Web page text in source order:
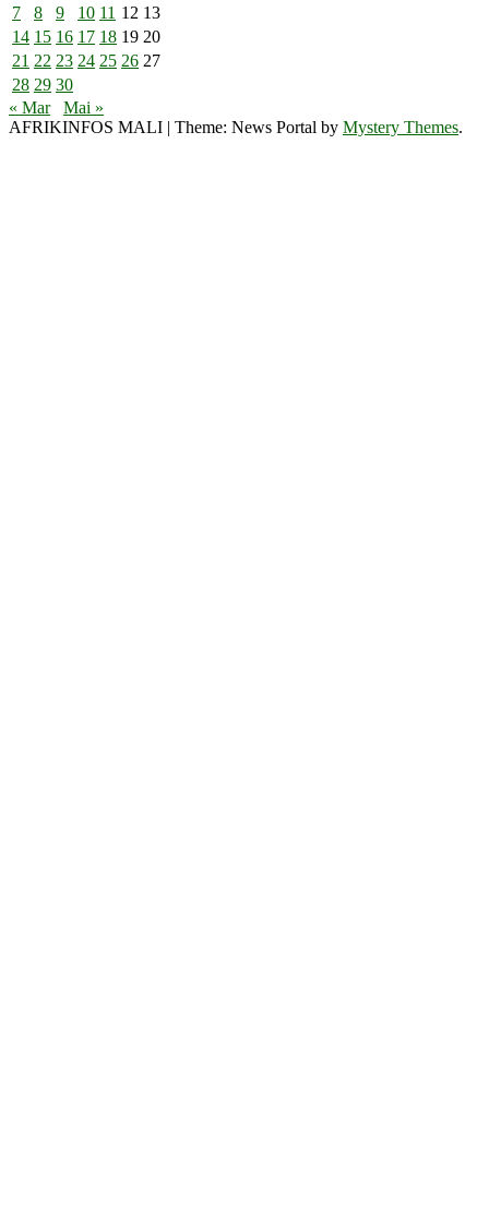
7
8 9 10 11 12 13
14 15 16 17 18 19 20
21 22 23 24 25 26 27
28 29 30
« Mar
Mai »
AFRIKINFOS MALI | Theme: News Portal by Mystery Themes.